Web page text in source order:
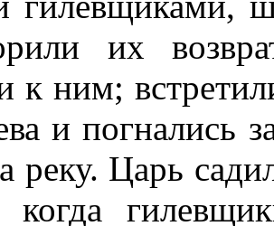
их
к ним;
и погнались
реку. Царь
когда